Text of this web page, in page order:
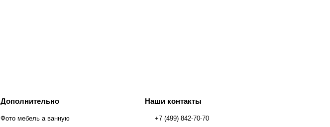
Дополнительно
Фото мебель а ванную
Наши контакты
+7 (499) 842-70-70